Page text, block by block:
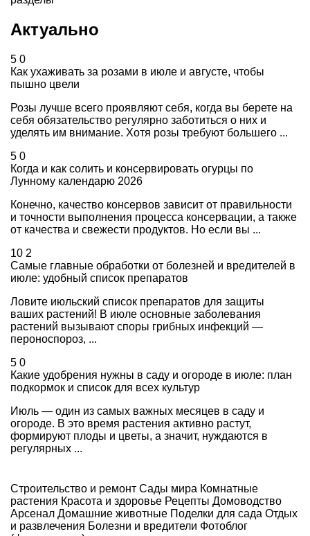
Актуально
5 0
Как ухаживать за розами в июле и августе, чтобы
пышно цвели
Розы лучше всего проявляют себя, когда вы берете на
себя обязательство регулярно заботиться о них и
уделять им внимание. Хотя розы требуют большего ...
5 0
Когда и как солить и консервировать огурцы по
Лунному календарю 2026
Конечно, качество консервов зависит от правильности
и точности выполнения процесса консервации, а также
от качества и свежести продуктов. Но если вы ...
10 2
Самые главные обработки от болезней и вредителей в
июле: удобный список препаратов
Ловите июльский список препаратов для защиты
ваших растений! В июле основные заболевания
растений вызывают споры грибных инфекций —
пероноспороз, ...
5 0
Какие удобрения нужны в саду и огороде в июле: план
подкормок и список для всех культур
Июль — один из самых важных месяцев в саду и
огороде. В это время растения активно растут,
формируют плоды и цветы, а значит, нуждаются в
регулярных ...
Строительство и ремонт Сады мира Комнатные
растения Красота и здоровье Рецепты Домоводство
Арсенал Домашние животные Поделки для сада Отдых
и развлечения Болезни и вредители Фотоблог